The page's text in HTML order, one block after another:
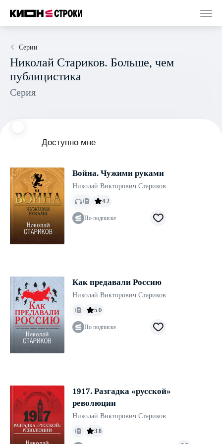
Серии
Николай Стариков. Больше, чем
публицистика
Серия
Доступно мне
Война. Чужими руками
Николай Викторович Стариков
4.2
По подписке
Как предавали Россию
Николай Викторович Стариков
5.0
По подписке
1917. Разгадка «русской»
революции
Николай Викторович Стариков
3.8